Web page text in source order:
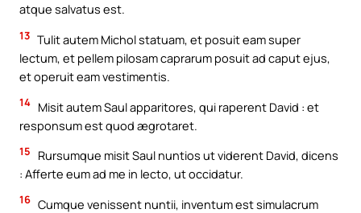
atque salvatus est.
13 Tulit autem Michol statuam, et posuit eam super
lectum, et pellem pilosam caprarum posuit ad caput ejus,
et operuit eam vestimentis.
14 Misit autem Saul apparitores, qui raperent David : et
responsum est quod ægrotaret.
15
Rursumque misit Saul nuntios ut viderent David, dicens
: Afferte eum ad me in lecto, ut occidatur.
16 Cumque venissent nuntii, inventum est simulacrum